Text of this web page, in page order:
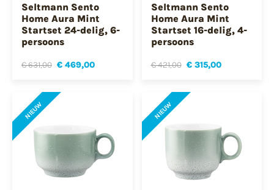
Seltmann Sento
Home Aura Mint
Startset 24-delig, 6-
persoons
€ 631,00 € 469,00
Seltmann Sento
Home Aura Mint
Startset 16-delig, 4-
persoons
€ 421,00 € 315,00
NIEUW NIEUW